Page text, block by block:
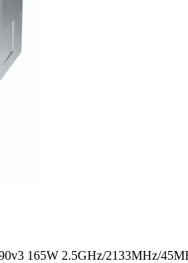
165W 2.5GHz/2133MHz/